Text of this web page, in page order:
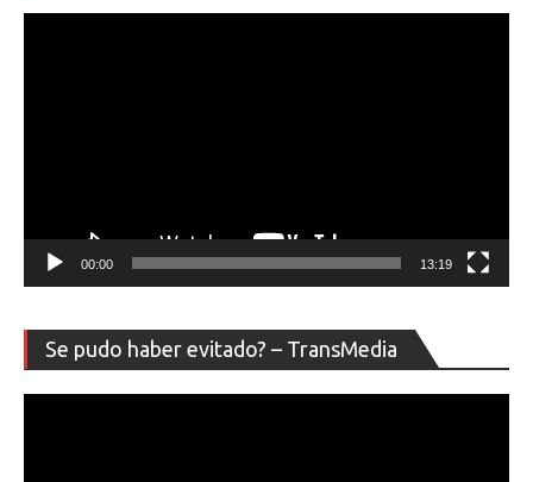
00:00 13:19
Se pudo haber evitado? – TransMedia
de